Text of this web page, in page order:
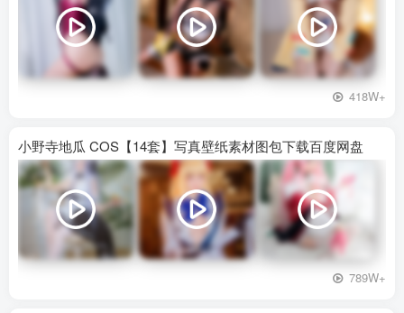
418W+
小野寺地瓜 COS【14套】写真壁纸素材图包下载百度网盘
789W+